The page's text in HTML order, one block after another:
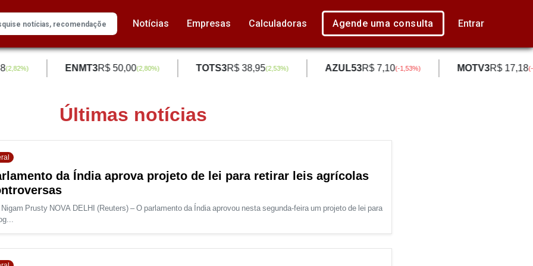
Notícias Empresas Calculadoras Agende uma consulta Entrar
2,82%) ENMT3R$ 50,00(2,80%) TOTS3R$ 38,95(2,53%) AZUL53R$ 7,10(-1,53%) MOTV3R$ 17,18(-
Últimas notícias
da Índia aprova projeto de lei para retirar leis agrícolas
Nigam Prusty NOVA DELHI (Reuters) – O parlamento da Índia aprovou nesta segunda-feira um projeto de lei para